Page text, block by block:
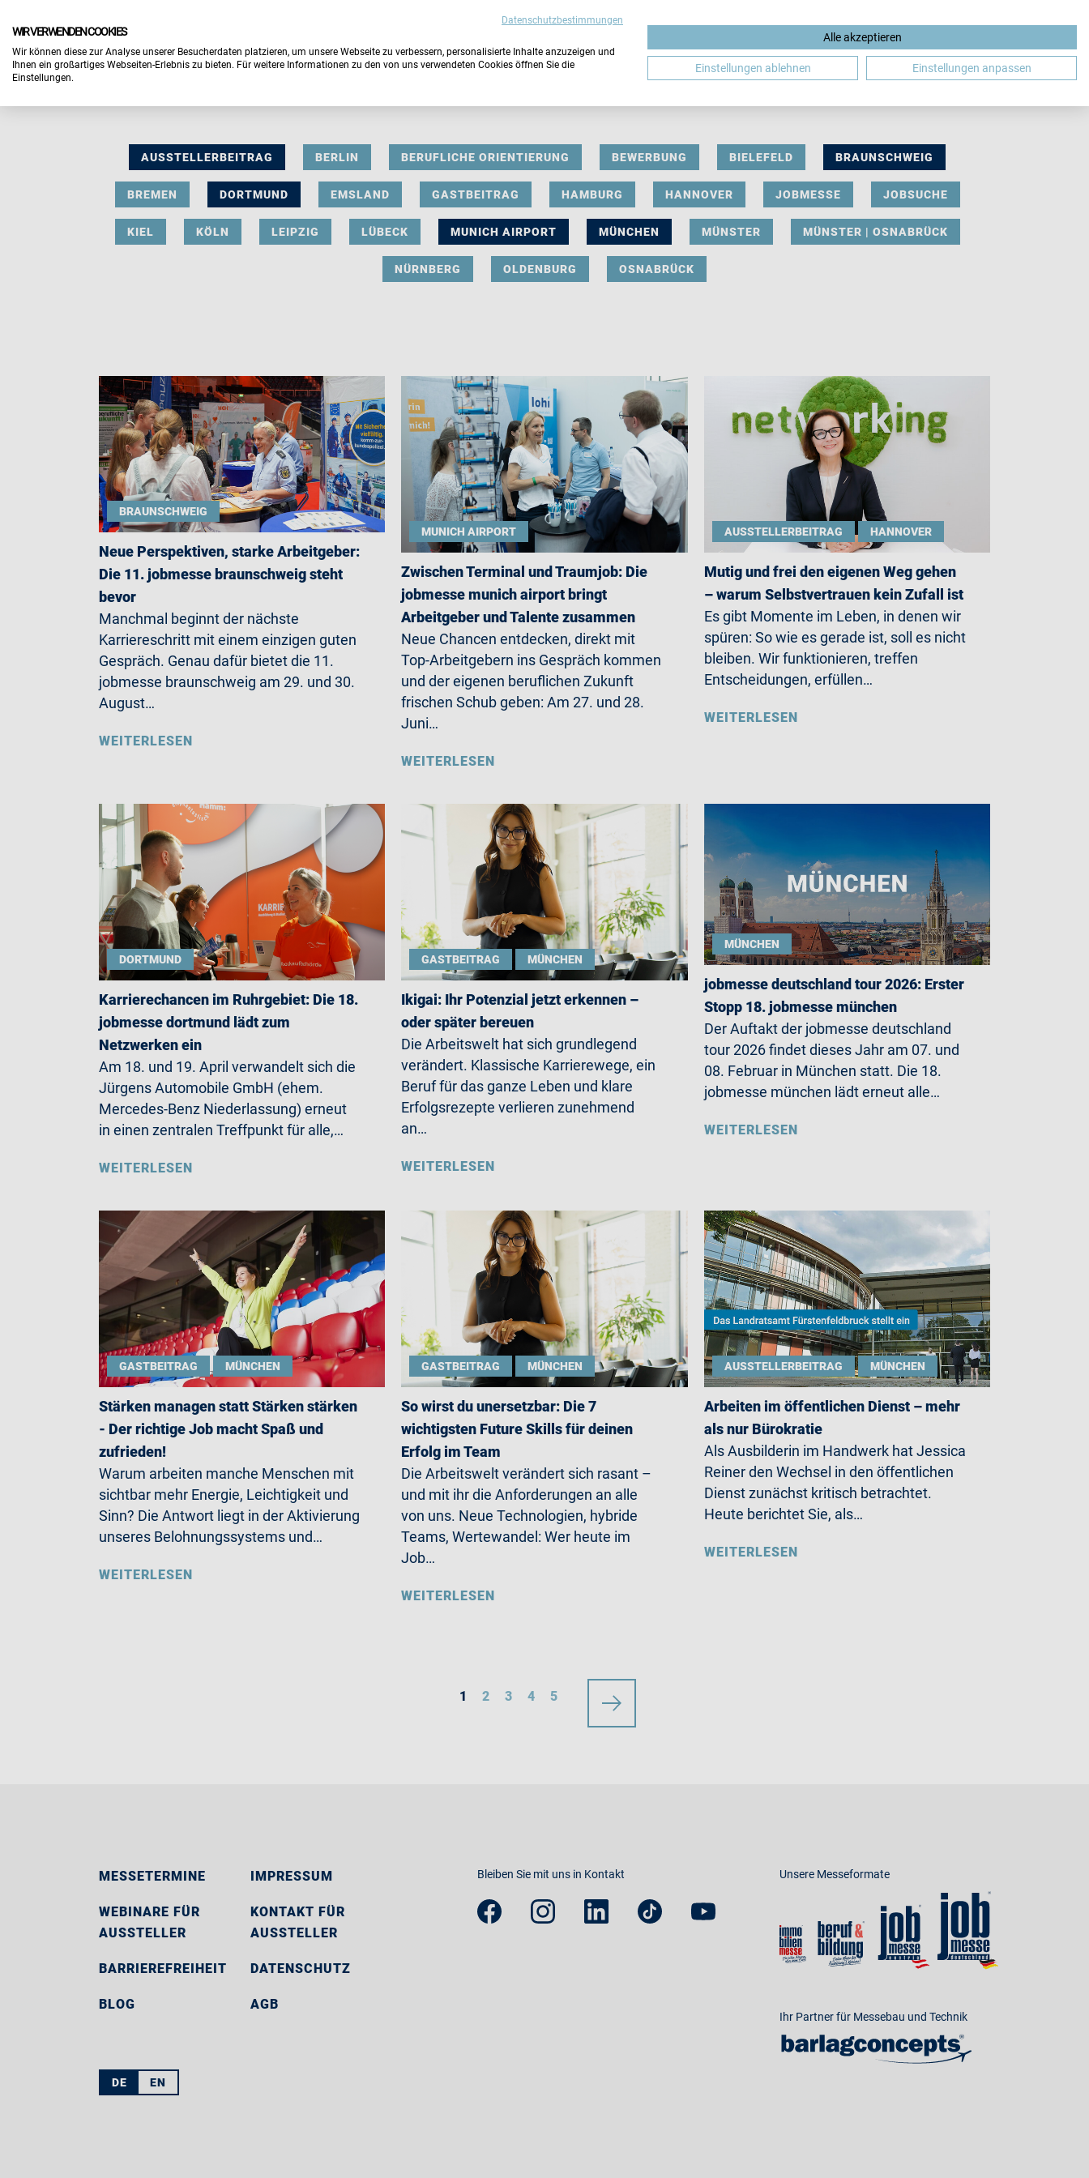
DE
AUSSTELLERBEITRAG BERLIN BERUFLICHE ORIENTIERUNG BEWERBUNG BIELEFELD BRAUNSCHWEIG
BREMEN DORTMUND EMSLAND GASTBEITRAG HAMBURG HANNOVER JOBMESSE JOBSUCHE
KIEL KÖLN LEIPZIG LÜBECK MUNICH AIRPORT MÜNCHEN MÜNSTER MÜNSTER | OSNABRÜCK
NÜRNBERG OLDENBURG OSNABRÜCK
BRAUNSCHWEIG
Neue Perspektiven, starke Arbeitgeber:
Die 11. jobmesse braunschweig steht
bevor
Manchmal beginnt der nächste
Karriereschritt mit einem einzigen guten
Gespräch. Genau dafür bietet die 11.
jobmesse braunschweig am 29. und 30.
August…
WEITERLESEN
MUNICH AIRPORT
Zwischen Terminal und Traumjob: Die
jobmesse munich airport bringt
Arbeitgeber und Talente zusammen
Neue Chancen entdecken, direkt mit
Top-Arbeitgebern ins Gespräch kommen
und der eigenen beruflichen Zukunft
frischen Schub geben: Am 27. und 28.
Juni…
WEITERLESEN
AUSSTELLERBEITRAG HANNOVER
Mutig und frei den eigenen Weg gehen
– warum Selbstvertrauen kein Zufall ist
Es gibt Momente im Leben, in denen wir
spüren: So wie es gerade ist, soll es nicht
bleiben. Wir funktionieren, treffen
Entscheidungen, erfüllen…
WEITERLESEN
DORTMUND
Karrierechancen im Ruhrgebiet: Die 18.
jobmesse dortmund lädt zum
Netzwerken ein
Am 18. und 19. April verwandelt sich die
Jürgens Automobile GmbH (ehem.
Mercedes-Benz Niederlassung) erneut
in einen zentralen Treffpunkt für alle,…
WEITERLESEN
GASTBEITRAG MÜNCHEN
Ikigai: Ihr Potenzial jetzt erkennen –
oder später bereuen
Die Arbeitswelt hat sich grundlegend
verändert. Klassische Karrierewege, ein
Beruf für das ganze Leben und klare
Erfolgsrezepte verlieren zunehmend
an…
WEITERLESEN
MÜNCHEN
jobmesse deutschland tour 2026: Erster
Stopp 18. jobmesse münchen
Der Auftakt der jobmesse deutschland
tour 2026 findet dieses Jahr am 07. und
08. Februar in München statt. Die 18.
jobmesse münchen lädt erneut alle…
WEITERLESEN
GASTBEITRAG MÜNCHEN
Stärken managen statt Stärken stärken
- Der richtige Job macht Spaß und
zufrieden!
Warum arbeiten manche Menschen mit
sichtbar mehr Energie, Leichtigkeit und
Sinn? Die Antwort liegt in der Aktivierung
unseres Belohnungssystems und…
WEITERLESEN
GASTBEITRAG MÜNCHEN
So wirst du unersetzbar: Die 7
wichtigsten Future Skills für deinen
Erfolg im Team
Die Arbeitswelt verändert sich rasant –
und mit ihr die Anforderungen an alle
von uns. Neue Technologien, hybride
Teams, Wertewandel: Wer heute im
Job…
WEITERLESEN
AUSSTELLERBEITRAG MÜNCHEN
Arbeiten im öffentlichen Dienst – mehr
als nur Bürokratie
Als Ausbilderin im Handwerk hat Jessica
Reiner den Wechsel in den öffentlichen
Dienst zunächst kritisch betrachtet.
Heute berichtet Sie, als…
WEITERLESEN
1 2 3 4 5
MESSETERMINE
WEBINARE FÜR
AUSSTELLER
BARRIEREFREIHEIT
BLOG
IMPRESSUM
KONTAKT FÜR
AUSSTELLER
DATENSCHUTZ
AGB
Bleiben Sie mit uns in Kontakt Unsere Messeformate
Ihr Partner für Messebau und Technik
DE EN
Datenschutzbestimmungen
WIR VERWENDEN COOKIES
Wir können diese zur Analyse unserer Besucherdaten platzieren, um unsere Webseite zu verbessern, personalisierte Inhalte anzuzeigen und
Ihnen ein großartiges Webseiten-Erlebnis zu bieten. Für weitere Informationen zu den von uns verwendeten Cookies öffnen Sie die
Einstellungen.
Alle akzeptieren
Einstellungen ablehnen Einstellungen anpassen